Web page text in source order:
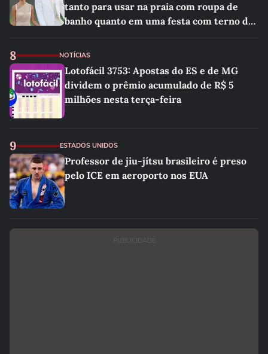
tanto para usar na praia com roupa de
banho quanto em uma festa com terno de
8 NOTÍCIAS
Lotofácil 3753: Apostas do ES e de MG
dividem o prêmio acumulado de R$ 5
milhões nesta terça-feira
9 ESTADOS UNIDOS
Professor de jiu-jítsu brasileiro é preso
pelo ICE em aeroporto nos EUA
PUBLICIDADE